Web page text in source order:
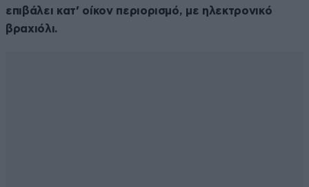
επιβάλει κατ’ οίκον περιορισμό, με ηλεκτρονικό
βραχιόλι.